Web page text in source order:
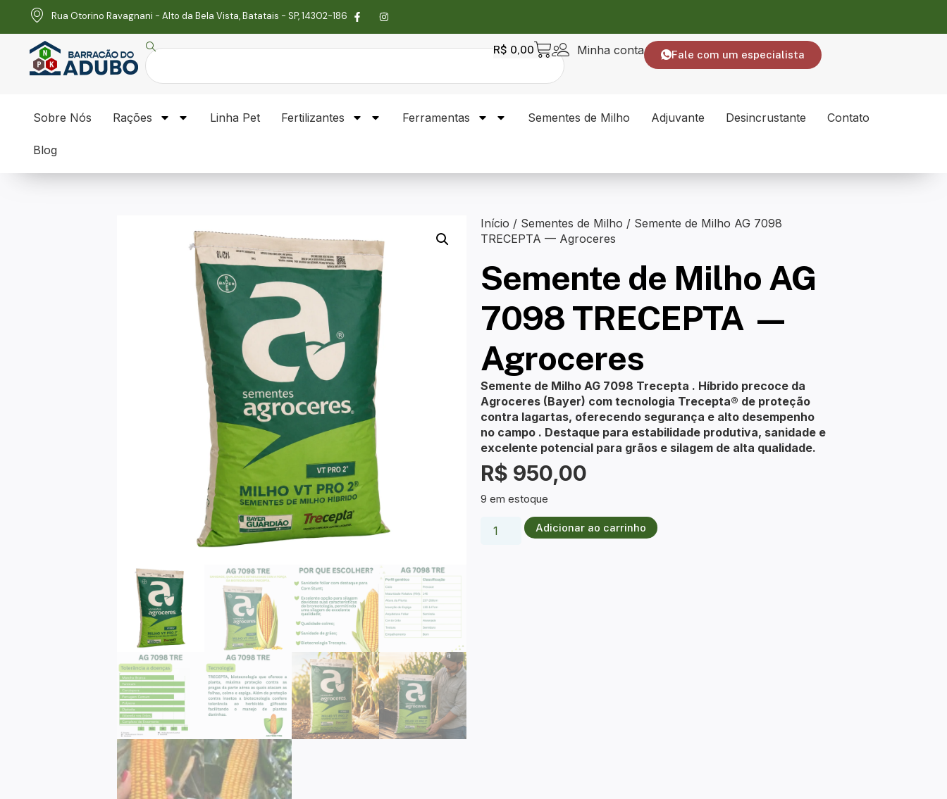
Rua Otorino Ravagnani - Alto da Bela Vista, Batatais - SP, 14302-186
R$ 0,00 Minha conta Fale com um especialista
Sobre Nós Rações Linha Pet Fertilizantes Ferramentas Sementes de Milho Adjuvante Desincrustante Contato
Blog
Início / Sementes de Milho / Semente de Milho AG 7098
TRECEPTA — Agroceres
Semente de Milho AG
7098 TRECEPTA —
Agroceres
Semente de Milho AG 7098 Trecepta . Híbrido precoce da
Agroceres (Bayer) com tecnologia Trecepta® de proteção
contra lagartas, oferecendo segurança e alto desempenho
no campo . Destaque para estabilidade produtiva, sanidade e
excelente potencial para grãos e silagem de alta qualidade.
R$ 950,00
9 em estoque
Adicionar ao carrinho